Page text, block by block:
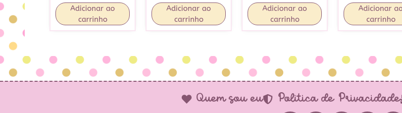
Adicionar ao
carrinho
Adicionar ao
carrinho
Adicionar ao
carrinho
Adicionar
carrinho
Quem sou eu Política de Privacidade